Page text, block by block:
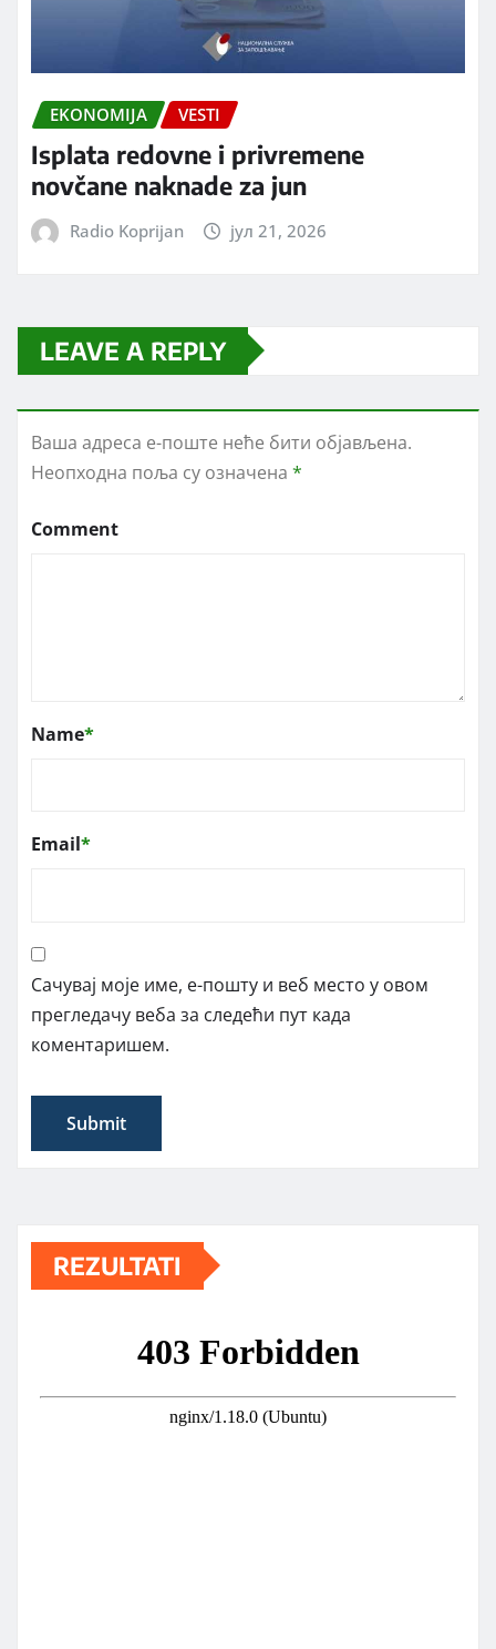
EKONOMIJA VESTI
Isplata redovne i privremene
novčane naknade za jun
Radio Koprijan јул 21, 2026
LEAVE A REPLY
Ваша адреса е-поште неће бити објављена.
Неопходна поља су означена *
Comment
Name*
Email*
Сачувај моје име, е-пошту и веб место у овом
прегледачу веба за следећи пут када
коментаришем.
REZULTATI